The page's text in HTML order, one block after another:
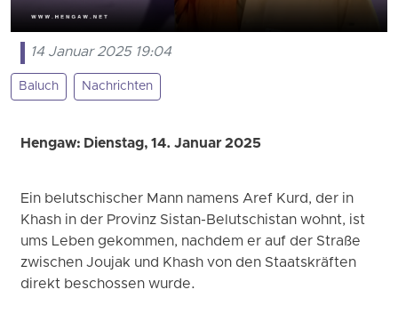
14 Januar 2025 19:04
Baluch Nachrichten
Hengaw: Dienstag, 14. Januar 2025
Ein belutschischer Mann namens Aref Kurd, der in
Khash in der Provinz Sistan-Belutschistan wohnt, ist
ums Leben gekommen, nachdem er auf der Straße
zwischen Joujak und Khash von den Staatskräften
direkt beschossen wurde.